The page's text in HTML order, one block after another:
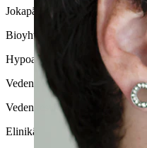
Jokapäiväiseen käyttöön
Bioyhteensopivuus
Hypoallergeeninen
Vedenkestävyys
Vedenkestävä
Elinikä